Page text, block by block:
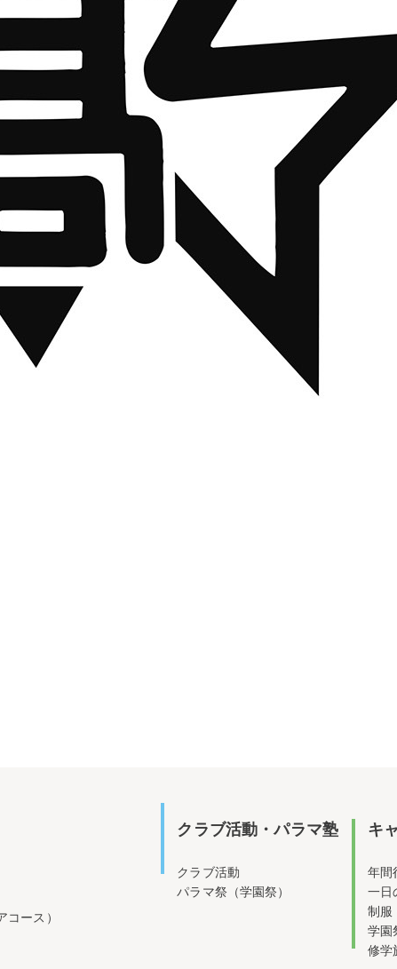
保護者・在校生の方へ 受験をお考えの方へ 中学
クラブ活動・パラマ塾 キャンパスライフ
大会
へ 中学校の先生方へその他
競技大会
コース）
クラブ活動・パラマ塾
クラブ活動
パラマ祭（学園祭）
キ
年間
一日
制服
学園
修学